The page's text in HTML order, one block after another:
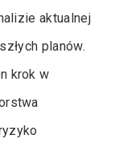
aktualnej
planów.
krok w